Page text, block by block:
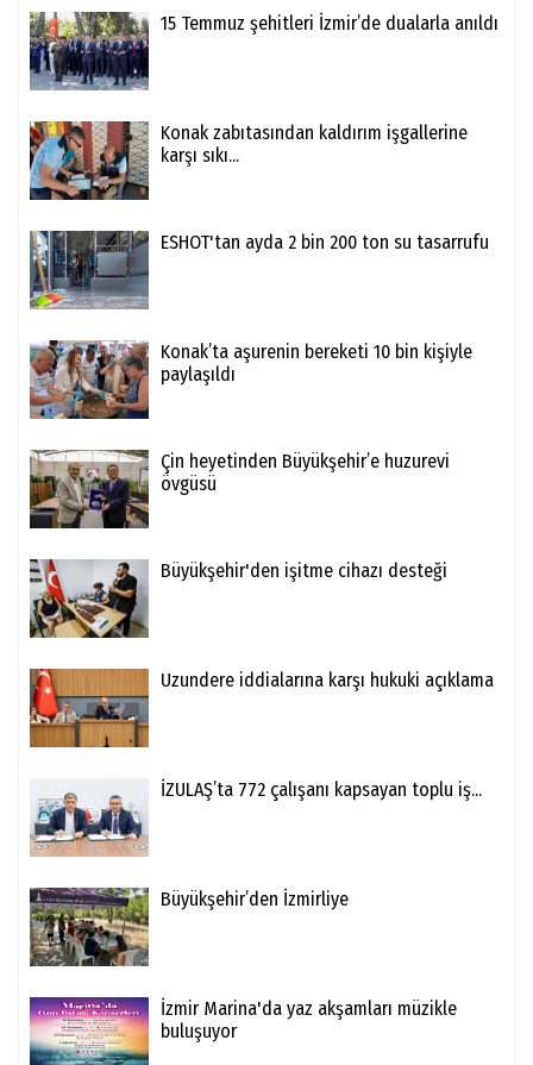
15 Temmuz şehitleri İzmir’de dualarla anıldı
Konak zabıtasından kaldırım işgallerine
karşı sıkı...
ESHOT'tan ayda 2 bin 200 ton su tasarrufu
Konak’ta aşurenin bereketi 10 bin kişiyle
paylaşıldı
Çin heyetinden Büyükşehir’e huzurevi
övgüsü
Büyükşehir'den işitme cihazı desteği
Uzundere iddialarına karşı hukuki açıklama
İZULAŞ’ta 772 çalışanı kapsayan toplu iş...
Büyükşehir’den İzmirliye
İzmir Marina'da yaz akşamları müzikle
buluşuyor